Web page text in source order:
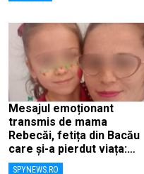
Mesajul emoționant
transmis de mama
Rebecăi, fetița din Bacău
care și-a pierdut viața:
„Îngerașul meu…”
SPYNEWS.RO